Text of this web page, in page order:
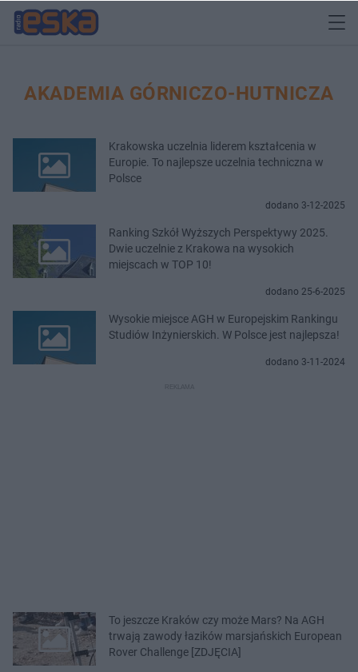
AKADEMIA GÓRNICZO-HUTNICZA
Krakowska uczelnia liderem kształcenia w
Europie. To najlepsze uczelnia techniczna w
Polsce
dodano 3-12-2025
Ranking Szkół Wyższych Perspektywy 2025.
Dwie uczelnie z Krakowa na wysokich
miejscach w TOP 10!
dodano 25-6-2025
Wysokie miejsce AGH w Europejskim Rankingu
Studiów Inżynierskich. W Polsce jest najlepsza!
dodano 3-11-2024
To jeszcze Kraków czy może Mars? Na AGH
trwają zawody łazików marsjańskich European
Rover Challenge [ZDJĘCIA]